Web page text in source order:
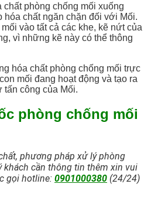
chất phòng chống mối xuống
hóa chất ngăn chặn đối với Mối.
vào tất cả các khe, kẽ nứt của
vì những kẽ này có thể thông
hóa chất phòng chống mối trực
mối đang hoạt động và tạo ra
tấn công của Mối.
phòng chống mối
phương pháp xử lý phòng
khách cần thông tin thêm xin vui
gọi hotline: 0901000380 (24/24)